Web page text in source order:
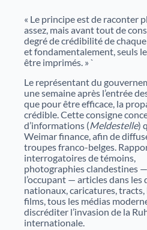
Nos débats citoyens
En savoir plus sur nos
autour de sujets historiques
spécialistes et public
« Le principe est de raconter
assez, mais avant tout de
degré de crédibilité de
et fondamentalement, seuls
être imprimés. » `
Le représentant du
une semaine après l’entrée
que pour être efficace, la
crédible. Cette consigne
d’informations (Meldestelle)
Weimar finance, afin de
troupes franco-belges.
interrogatoires de témoins,
photographies clandestines
l’occupant — articles dans
nationaux, caricatures, tracts,
films, tous les médias
discréditer l’invasion de la
internationale.
Catalogue des bibliothèques
Aide à la recherche
Afin de vous aider dans vos
administratives ou
proposons des fiches d'aide
thématiques variées.
Famille et généalogie
Affaires de nationalité et